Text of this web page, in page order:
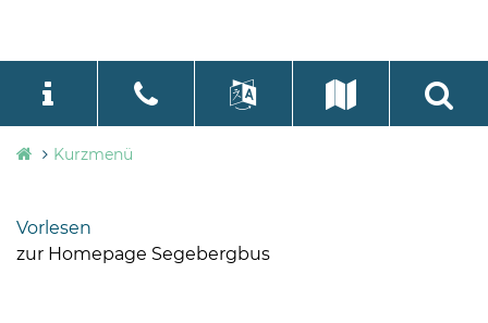
Stadtverwaltung
Bramstedt
Bleeck 15-
language
Kurzmenü
Vorlesen
zur Homepage Segebergbus